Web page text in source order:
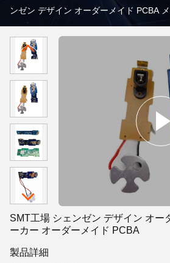
ンゼン デザイン オーダーメイド PCBA メ
SMT工場 シェンゼン デザイン オー
ーカー オーダーメイド PCBA
製品詳細